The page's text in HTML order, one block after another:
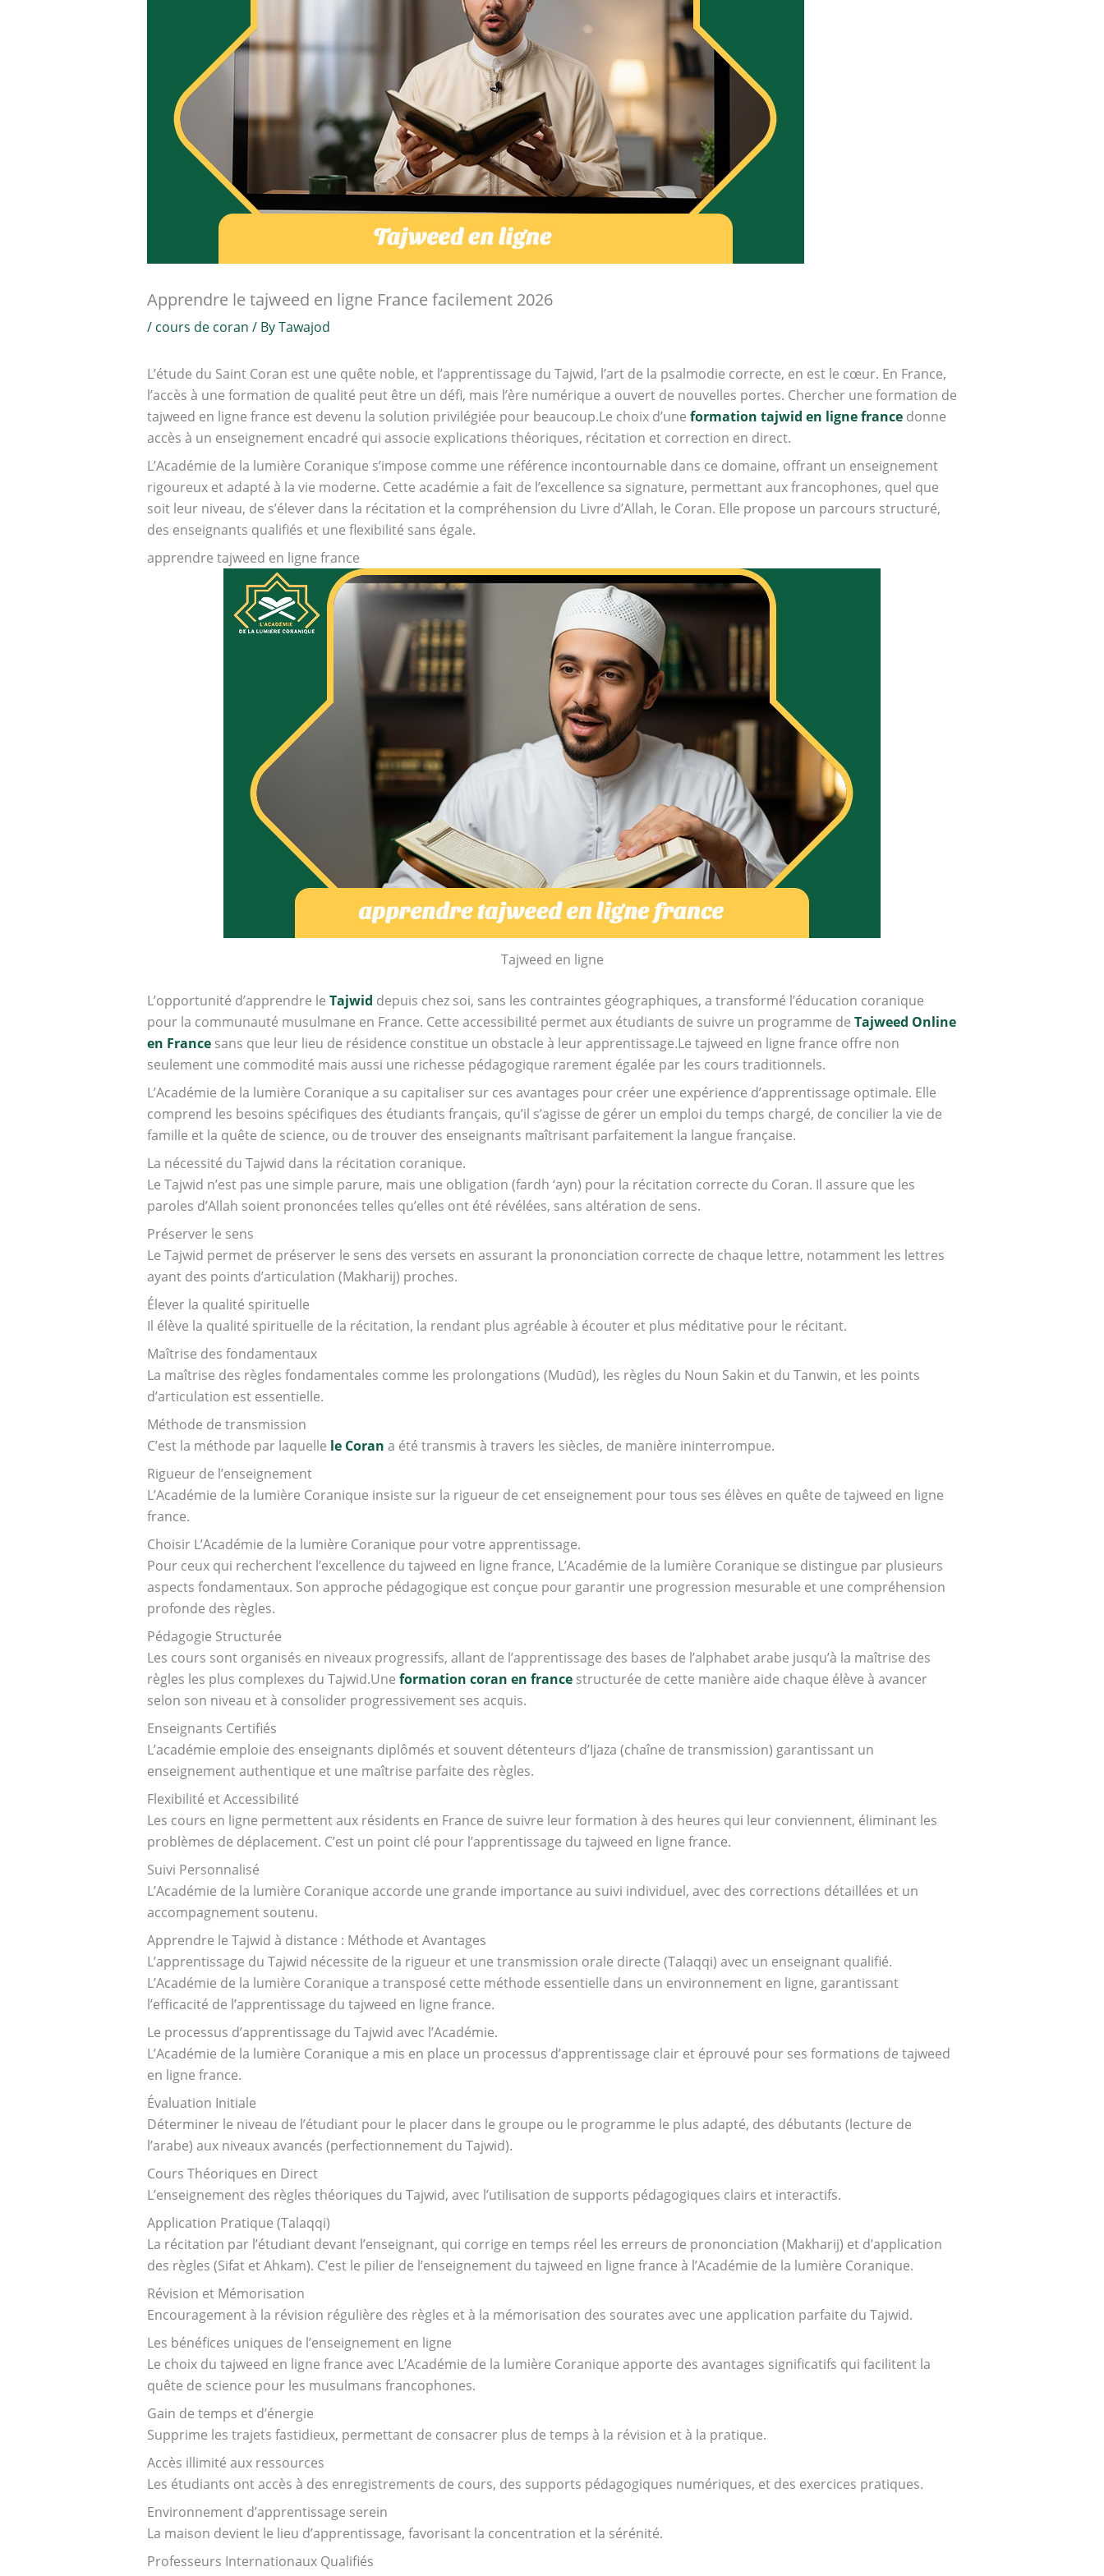
Apprendre le tajweed en ligne France facilement 2026
/ cours de coran / ByTawajod
L’étude du Saint Coran est une quête noble, et l’apprentissage du Tajwid, l’art de la psalmodie correcte, en est le cœur. En France,
l’accès à une formation de qualité peut être un défi, mais l’ère numérique a ouvert de nouvelles portes. Chercher une formation de
tajweed en ligne france est devenu la solution privilégiée pour beaucoup.Le choix d’une formation tajwid en ligne francedonne
accès à un enseignement encadré qui associe explications théoriques, récitation et correction en direct.
L’Académie de la lumière Coranique s’impose comme une référence incontournable dans ce domaine, offrant un enseignement
rigoureux et adapté à la vie moderne. Cette académie a fait de l’excellence sa signature, permettant aux francophones, quel que
soit leur niveau, de s’élever dans la récitation et la compréhension du Livre d’Allah, le Coran. Elle propose un parcours structuré,
des enseignants qualifiés et une flexibilité sans égale.
apprendre tajweed en ligne france
Tajweed en ligne
L’opportunité d’apprendre le Tajwid depuis chez soi, sans les contraintes géographiques, a transformé l’éducation coranique
pour la communauté musulmane en France. Cette accessibilité permet aux étudiants de suivre un programme de Tajweed Online
en Francesans que leur lieu de résidence constitue un obstacle à leur apprentissage.Le tajweed en ligne france offre non
seulement une commodité mais aussi une richesse pédagogique rarement égalée par les cours traditionnels.
L’Académie de la lumière Coranique a su capitaliser sur ces avantages pour créer une expérience d’apprentissage optimale. Elle
comprend les besoins spécifiques des étudiants français, qu’il s’agisse de gérer un emploi du temps chargé, de concilier la vie de
famille et la quête de science, ou de trouver des enseignants maîtrisant parfaitement la langue française.
La nécessité du Tajwid dans la récitation coranique.
Le Tajwid n’est pas une simple parure, mais une obligation (fardh ‘ayn) pour la récitation correcte du Coran. Il assure que les
paroles d’Allah soient prononcées telles qu’elles ont été révélées, sans altération de sens.
Préserver le sens
Le Tajwid permet de préserver le sens des versets en assurant la prononciation correcte de chaque lettre, notamment les lettres
ayant des points d’articulation (Makharij) proches.
Élever la qualité spirituelle
Il élève la qualité spirituelle de la récitation, la rendant plus agréable à écouter et plus méditative pour le récitant.
Maîtrise des fondamentaux
La maîtrise des règles fondamentales comme les prolongations (Mudūd), les règles du Noun Sakin et du Tanwin, et les points
d’articulation est essentielle.
Méthode de transmission
C’est la méthode par laquelle le Coran a été transmis à travers les siècles, de manière ininterrompue.
Rigueur de l’enseignement
L’Académie de la lumière Coranique insiste sur la rigueur de cet enseignement pour tous ses élèves en quête de tajweed en ligne
france.
Choisir L’Académie de la lumière Coranique pour votre apprentissage.
Pour ceux qui recherchent l’excellence du tajweed en ligne france, L’Académie de la lumière Coranique se distingue par plusieurs
aspects fondamentaux. Son approche pédagogique est conçue pour garantir une progression mesurable et une compréhension
profonde des règles.
Pédagogie Structurée
Les cours sont organisés en niveaux progressifs, allant de l’apprentissage des bases de l’alphabet arabe jusqu’à la maîtrise des
règles les plus complexes du Tajwid.Une formation coran en francestructurée de cette manière aide chaque élève à avancer
selon son niveau et à consolider progressivement ses acquis.
Enseignants Certifiés
L’académie emploie des enseignants diplômés et souvent détenteurs d’Ijaza (chaîne de transmission) garantissant un
enseignement authentique et une maîtrise parfaite des règles.
Flexibilité et Accessibilité
Les cours en ligne permettent aux résidents en France de suivre leur formation à des heures qui leur conviennent, éliminant les
problèmes de déplacement. C’est un point clé pour l’apprentissage du tajweed en ligne france.
Suivi Personnalisé
L’Académie de la lumière Coranique accorde une grande importance au suivi individuel, avec des corrections détaillées et un
accompagnement soutenu.
Apprendre le Tajwid à distance : Méthode et Avantages
L’apprentissage du Tajwid nécessite de la rigueur et une transmission orale directe (Talaqqi) avec un enseignant qualifié.
L’Académie de la lumière Coranique a transposé cette méthode essentielle dans un environnement en ligne, garantissant
l’efficacité de l’apprentissage du tajweed en ligne france.
Le processus d’apprentissage du Tajwid avec l’Académie.
L’Académie de la lumière Coranique a mis en place un processus d’apprentissage clair et éprouvé pour ses formations de tajweed
en ligne france.
Évaluation Initiale
Déterminer le niveau de l’étudiant pour le placer dans le groupe ou le programme le plus adapté, des débutants (lecture de
l’arabe) aux niveaux avancés (perfectionnement du Tajwid).
Cours Théoriques en Direct
L’enseignement des règles théoriques du Tajwid, avec l’utilisation de supports pédagogiques clairs et interactifs.
Application Pratique (Talaqqi)
La récitation par l’étudiant devant l’enseignant, qui corrige en temps réel les erreurs de prononciation (Makharij) et d’application
des règles (Sifat et Ahkam). C’est le pilier de l’enseignement du tajweed en ligne france à l’Académie de la lumière Coranique.
Révision et Mémorisation
Encouragement à la révision régulière des règles et à la mémorisation des sourates avec une application parfaite du Tajwid.
Les bénéfices uniques de l’enseignement en ligne
Le choix du tajweed en ligne france avec L’Académie de la lumière Coranique apporte des avantages significatifs qui facilitent la
quête de science pour les musulmans francophones.
Gain de temps et d’énergie
Supprime les trajets fastidieux, permettant de consacrer plus de temps à la révision et à la pratique.
Accès illimité aux ressources
Les étudiants ont accès à des enregistrements de cours, des supports pédagogiques numériques, et des exercices pratiques.
Environnement d’apprentissage serein
La maison devient le lieu d’apprentissage, favorisant la concentration et la sérénité.
Professeurs Internationaux Qualifiés